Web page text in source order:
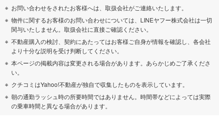
お問い合わせをされたお客様へは、取扱会社がご連絡いたします。
物件に関するお客様のお問い合わせについては、LINEヤフー株式会社は一切
関与いたしません。取扱会社に直接ご確認ください。
不動産購入の検討、契約にあたってはお客様ご自身が情報を確認し、各会社
より十分な説明を受け判断してください。
本ページの掲載内容は変更される場合があります。あらかじめご了承くださ
い。
クチコミはYahoo!不動産が独自で収集したものを表示しています。
朝の通勤ラッシュ時の所要時間ではありません。時間帯などによっては実際
の乗車時間と異なる場合があります。